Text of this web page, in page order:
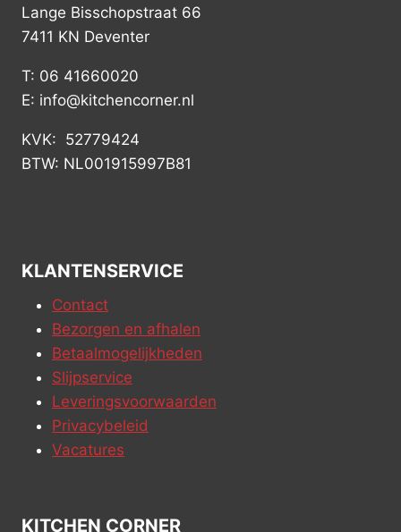
Lange Bisschopstraat 66
7411 KN Deventer
T: 06 41660020
E: info@kitchencorner.nl
KVK: 52779424
BTW: NL001915997B81
KLANTENSERVICE
Contact
Bezorgen en afhalen
Betaalmogelijkheden
Slijpservice
Leveringsvoorwaarden
Privacybeleid
Vacatures
KITCHEN CORNER